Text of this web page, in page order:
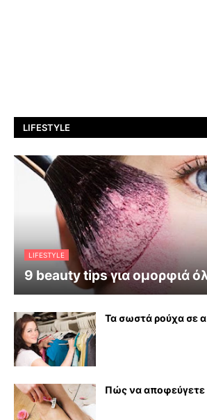
LIFESTYLE
LIFESTYLE
9 beauty tips για ομορφιά
Τα σωστά ρούχα σε
Πώς να αποφεύγετε